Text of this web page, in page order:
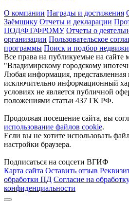
О компании Награды и достижения
Заёмщику Отчеты и декларации
ПОД/ФТ/ФРОМУ Отчеты о
организации Пользовательское
программы Поиск и подбор
Все права на публикуемые на сайте
"Владимирскому городскому
Любая информация, представленная
исключительно информационный
условиях не является публичной
положениями статьи 437 ГК РФ.
Продолжая посещение сайта, вы
использование файлов cookie.
Если вы не хотите использовать
настройки браузера.
Подписаться на соцсети ВГИФ
Карта сайта Оставить отзыв
обработки ПД Согласие на
конфиденциальности